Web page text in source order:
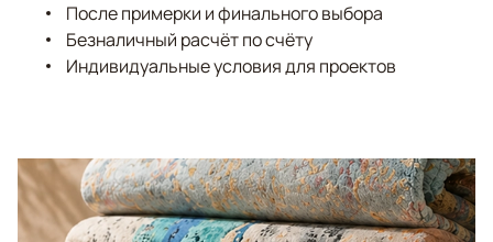
После примерки и финального выбора
Безналичный расчёт по счёту
Индивидуальные условия для проектов